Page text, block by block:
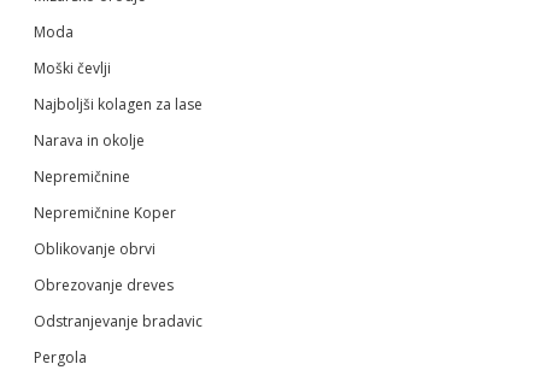
Moda
Moški čevlji
Najboljši kolagen za lase
Narava in okolje
Nepremičnine
Nepremičnine Koper
Oblikovanje obrvi
Obrezovanje dreves
Odstranjevanje bradavic
Pergola